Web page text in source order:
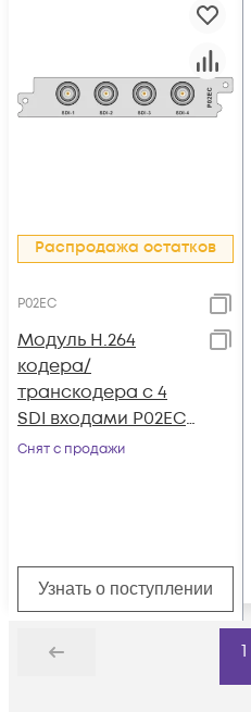
Распродажа остатков
P02EC
Модуль H.264
кодера/
транскодера c 4
SDI входами P02EC
для DCP-3000MF
Снят с продажи
Узнать о поступлении
Назад
1